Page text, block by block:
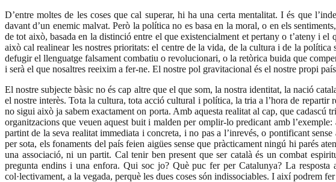
D’entre moltes de les coses que cal superar, hi ha una certa mentalitat. I és que
davant d’un enemic malvat. Però la política no es basa en la moral, o en els
de tot això, basada en la distinció entre el que existencialment et pertany o t’ateny i
això cal realinear les nostres prioritats: el centre de la vida, de la cultura i de la
defugir el llenguatge falsament combatiu o revolucionari, o la retòrica buida que
i serà el que nosaltres reeixim a fer-ne. El nostre pol gravitacional és el nostre propi
El nostre subjecte bàsic no és cap altre que el que som, la nostra identitat, la nació
el nostre interès. Tota la cultura, tota acció cultural i política, la tria a l’hora de repartir
no sigui això ja sabem exactament on porta. Amb aquesta realitat al cap, que cadascú
organitzacions que veuen aquest buit i malden per omplir-lo predicant amb
partint de la seva realitat immediata i concreta, i no pas a l’inrevés, o pontificant
per sota, els fonaments del país feien aigües sense que pràcticament ningú hi parés
una associació, ni un partit. Cal tenir ben present que ser català és un combat
pregunta endins i una enfora. Qui soc jo? Què puc fer per Catalunya? La
col·lectivament, a la vegada, perquè les dues coses són indissociables. I així podrem